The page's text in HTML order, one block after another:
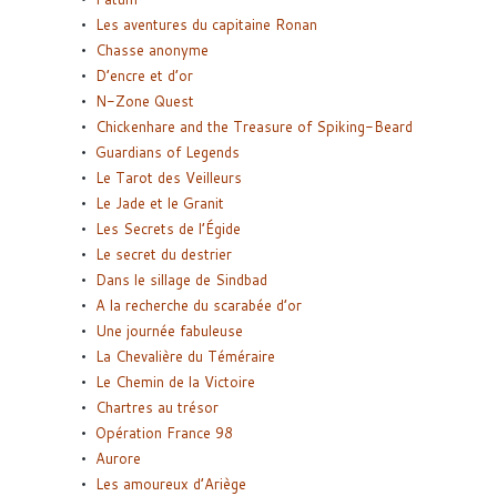
Les aventures du capitaine Ronan
Chasse anonyme
D’encre et d’or
N-Zone Quest
Chickenhare and the Treasure of Spiking-Beard
Guardians of Legends
Le Tarot des Veilleurs
Le Jade et le Granit
Les Secrets de l’Égide
Le secret du destrier
Dans le sillage de Sindbad
A la recherche du scarabée d’or
Une journée fabuleuse
La Chevalière du Téméraire
Le Chemin de la Victoire
Chartres au trésor
Opération France 98
Aurore
Les amoureux d’Ariège